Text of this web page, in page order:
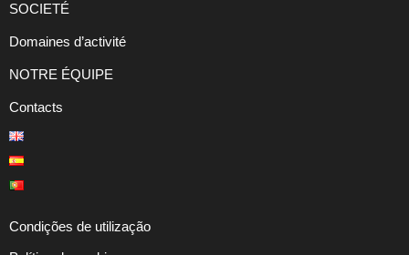
SOCIETÉ
Domaines d’activité
NOTRE ÉQUIPE
Contacts
Condições de utilização